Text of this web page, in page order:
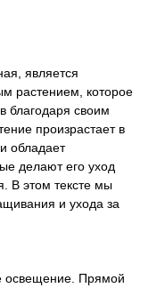
является
растением, которое
благодаря своим
произрастает в
обладает
делают его уход
В этом тексте мы
и ухода за
освещение. Прямой